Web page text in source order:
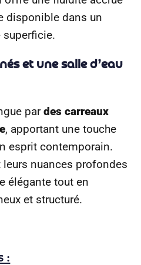
disponible dans un
superficie.
et une salle d’eau
pardes carreaux
, apportant une touche
esprit contemporain.
leurs nuances profondes
élégante tout en
et structuré.
: